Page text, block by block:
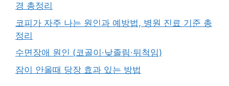
경 총정리
코피가 자주 나는 원인과 예방법, 병원 진료 기준 총
정리
수면장애 원인 (코골이·낮졸림·뒤척임)
잠이 안올때 당장 효과 있는 방법